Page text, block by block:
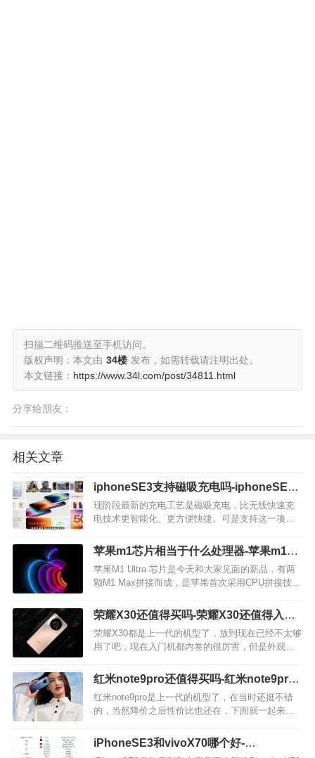
扫描二维码推送至手机访问。
版权声明：本文由 34楼 发布，如需转载请注明出处。
本文链接： https://www.34l.com/post/34811.html
分享给朋友：
相关文章
iphoneSE3支持磁吸充电吗-iphoneSE3
可以无线充电吗
现阶段最新的充电工艺是磁吸充电，比无线快速充
电技术更智能化、更方便快捷。可是支持这一项技
充电？它支持无线快速充电技术吗？小编梳理了一
点相关内容推荐给各位哦! iphoneSE3支持…
苹果m1芯片相当于什么处理器-苹果m1芯
片什么水平
苹果M1 Ultra 芯片是今天和大家见面的新品，有两
颗M1 Max拼接而成，是苹果首次采用CPU拼接技
片还是比较好奇的，今天小编就给大家带来了详细
的介绍说明。 M1 Ultra…
荣耀X30还值得买吗-荣耀X30还值得入手
吗
荣耀X30都是上一代的机型了，放到现在已经不太够
用了吧，现在入门机都内卷的很厉害，但是外观还
买吗？还值得入手吗？ 性能方面：荣耀X30这款手
机采用的是“高通 骁龙695+LPDD…
红米note9pro还值得买吗-红米note9pro
还值得入手吗
红米note9pro是上一代的机型了，在当时还挺不错
的，当然降价之后性价比也还在，下面就一起来了
红米note9pro这部手机的亮点都有啥。 屏幕方面，
红米note9pro这…
iPhoneSE3和vivoX70哪个好-